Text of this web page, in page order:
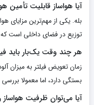
آیا هواساز قابلیت تأمین
بله. یکی از مهم‌ترین مزایای
توزیع در فضای داخلی است
هر چند وقت یک‌بار باید
زمان تعویض فیلتر به میزان
بستگی دارد، اما معمولا بررسی دوره‌ای هر ۳ تا
آیا می‌توان ظرفیت هواساز